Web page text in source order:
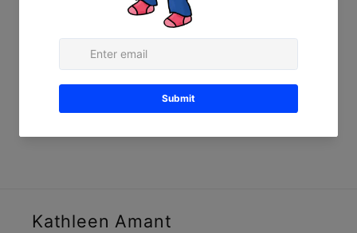
OPGELET: Dit materiaal is auteursrechtelijk
enkel voor eigen gebruik
en mag onder geen beding worden gedeeld
materiaal verder blijven maken.
Kathleen Amant